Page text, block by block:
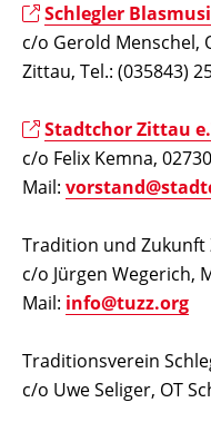
Schlegler
c/o Gerold Menschel,
Zittau, Tel.: (035843)
Stadtchor Zittau
c/o Felix Kemna,
Mail:
Tradition und Zukunft
c/o Jürgen Wegerich,
Mail: info@tuzz.org
Traditionsverein
c/o Uwe Seliger, OT